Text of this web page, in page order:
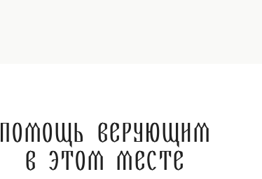
Помощь верующим
в этом месте